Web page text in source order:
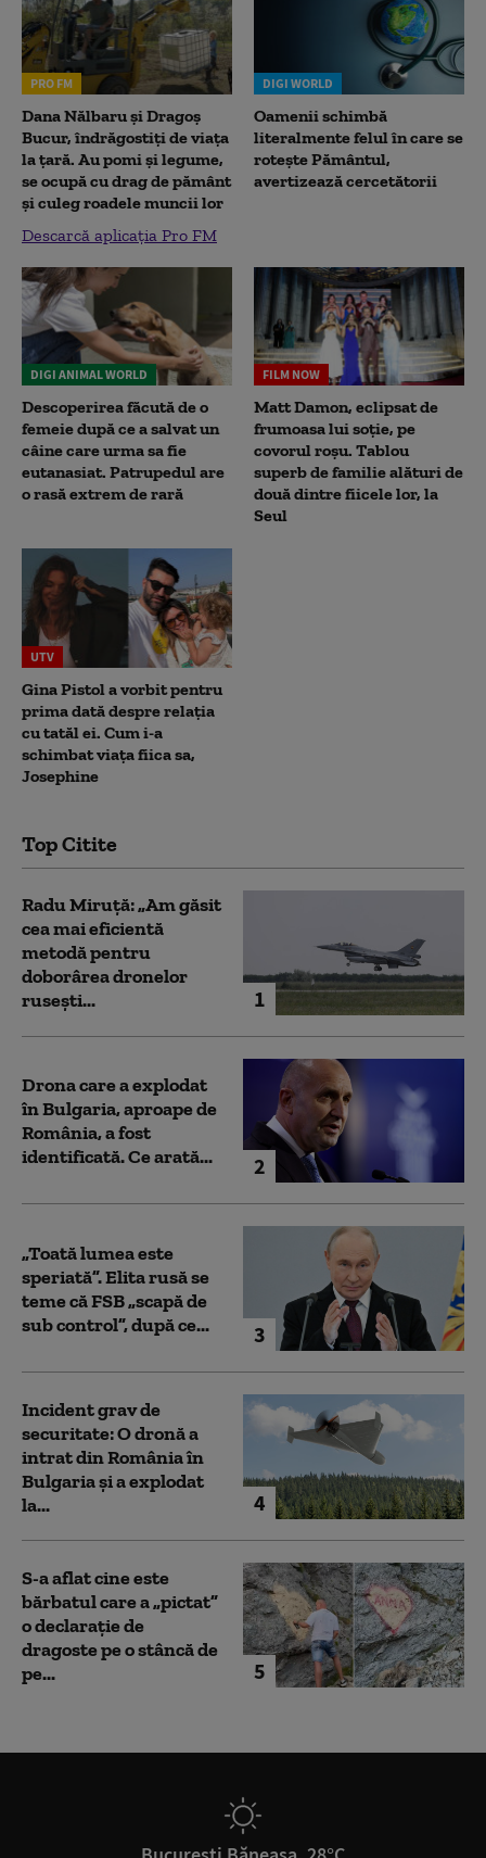
PRO FM
Dana Nălbaru și Dragoș
Bucur, îndrăgostiți de viața
la țară. Au pomi și legume,
se ocupă cu drag de pământ
și culeg roadele muncii lor
Descarcă aplicația Pro FM
DIGI WORLD
Oamenii schimbă
literalmente felul în care se
rotește Pământul,
avertizează cercetătorii
DIGI ANIMAL WORLD
Descoperirea făcută de o
femeie după ce a salvat un
câine care urma sa fie
eutanasiat. Patrupedul are
o rasă extrem de rară
FILM NOW
Matt Damon, eclipsat de
frumoasa lui soție, pe
covorul roșu. Tablou
superb de familie alături de
două dintre fiicele lor, la
Seul
UTV
Gina Pistol a vorbit pentru
prima dată despre relația
cu tatăl ei. Cum i-a
schimbat viața fiica sa,
Josephine
Top Citite
1
Radu Miruță: „Am găsit
cea mai eficientă
metodă pentru
doborârea dronelor
rusești...
2
Drona care a explodat
în Bulgaria, aproape de
România, a fost
identificată. Ce arată...
3
„Toată lumea este
speriată”. Elita rusă se
teme că FSB „scapă de
sub control”, după ce...
4
Incident grav de
securitate: O dronă a
intrat din România în
Bulgaria şi a explodat
la...
5
S-a aflat cine este
bărbatul care a „pictat”
o declarație de
dragoste pe o stâncă de
pe...